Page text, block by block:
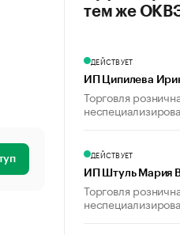
тем же
ДЕЙСТВУЕТ
ИП Ципилева
Торговля
ДЕЙСТВУЕТ
ИП Штуль Мария
Торговля